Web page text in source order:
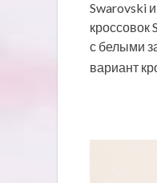
Swarovski
кроссовок
с белыми
вариант